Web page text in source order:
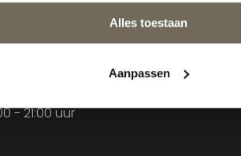
- 21:00 uur